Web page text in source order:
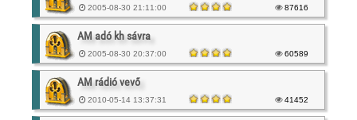
2005-08-30 21:11:00 87616
AM adó kh sávra
2005-08-30 20:37:00 60589
AM rádió vevő
2010-05-14 13:37:31 41452